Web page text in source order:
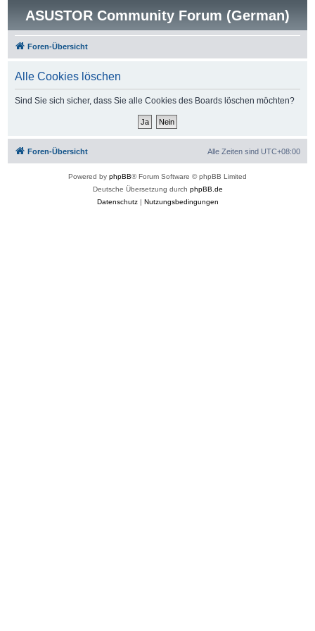
ASUSTOR Community Forum (German)
Foren-Übersicht
Alle Cookies löschen
Sind Sie sich sicher, dass Sie alle Cookies des Boards löschen möchten?
Foren-Übersicht Alle Zeiten sind UTC+08:00
Powered by phpBB® Forum Software © phpBB Limited
Deutsche Übersetzung durch phpBB.de
Datenschutz| Nutzungsbedingungen